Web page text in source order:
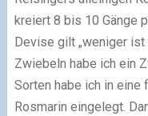
kreiert 8 bis 10 Gänge
Devise gilt „weniger ist
Zwiebeln habe ich ein
Sorten habe ich in eine
Rosmarin eingelegt.